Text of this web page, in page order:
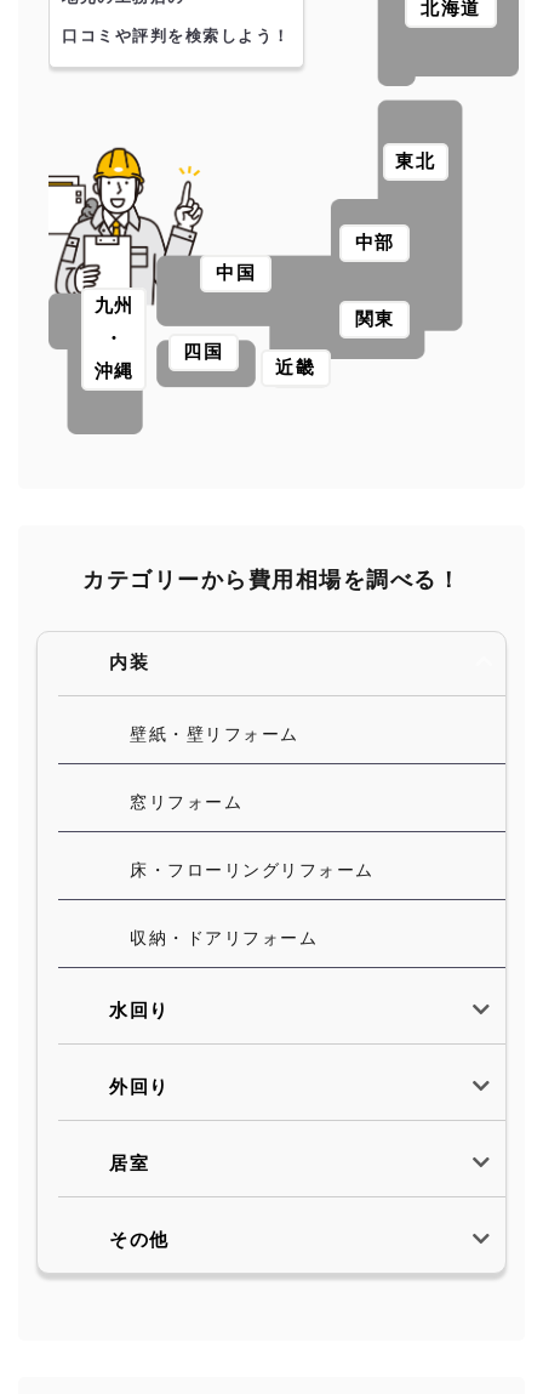
北海道
東北
関東
中部
近畿
中国
四国
九州
・
沖縄
口コミや評判を検索しよう！
カテゴリーから費用相場を調べる！
内装
壁紙・壁リフォーム
窓リフォーム
床・フローリングリフォーム
収納・ドアリフォーム
水回り
外回り
居室
その他